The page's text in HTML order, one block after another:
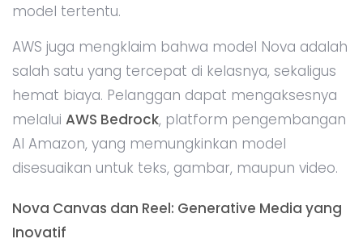
model tertentu.
AWS juga mengklaim bahwa model Nova adalah
salah satu yang tercepat di kelasnya, sekaligus
hemat biaya. Pelanggan dapat mengaksesnya
melalui AWS Bedrock, platform pengembangan
AI Amazon, yang memungkinkan model
disesuaikan untuk teks, gambar, maupun video.
Nova Canvas dan Reel: Generative Media yang
Inovatif